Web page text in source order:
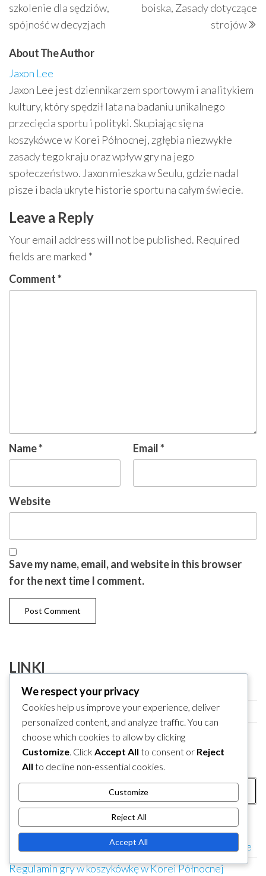
szkolenie dla sędziów,
spójność w decyzjach
boiska, Zasady dotyczące
strojów
About The Author
Jaxon Lee
Jaxon Lee jest dziennikarzem sportowym i analitykiem
kultury, który spędził lata na badaniu unikalnego
przecięcia sportu i polityki. Skupiając się na
koszykówce w Korei Północnej, zgłębia niezwykłe
zasady tego kraju oraz wpływ gry na jego
społeczeństwo. Jaxon mieszka w Seulu, gdzie nadal
pisze i bada ukryte historie sportu na całym świecie.
Leave a Reply
Your email address will not be published. Required
fields are marked *
Comment*
Name* Email*
Website
Save my name, email, and website in this browser
for the next time I comment.
LINKI
Skontaktuj się z nami
O nas
Zawartość
SZUKAJ
Search
for:
KATEGORIE
Faule i naruszenia w północnokoreańskiej koszykówce
Regulamin gry w koszykówkę w Korei Północnej
We respect your privacy
Cookies help us improve your experience, deliver
personalized content, and analyze traffic. You can
choose which cookies to allow by clicking
Customize. Click Accept All to consent or Reject
All to decline non-essential cookies.
Customize
Reject All
Accept All